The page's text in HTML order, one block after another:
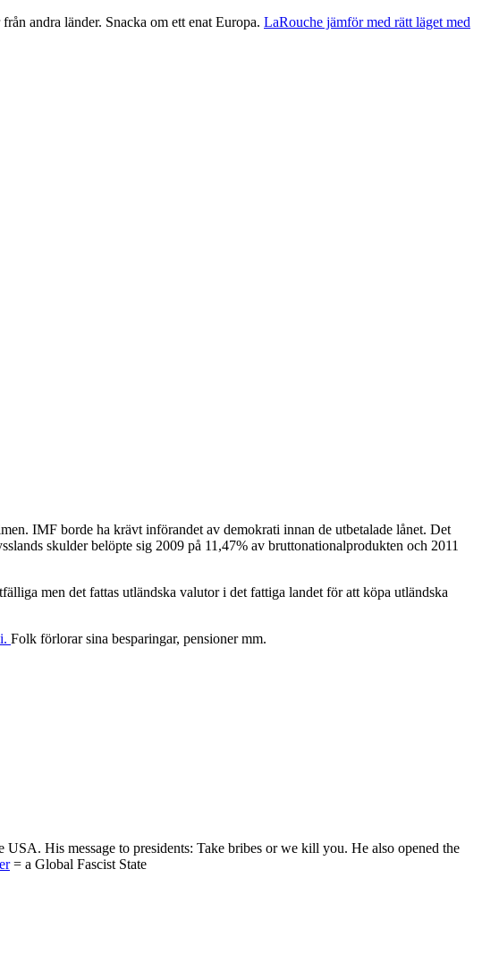
andra länder. Snacka om ett enat Europa. LaRouche jämför med rätt läget med
IMF borde ha krävt införandet av demokrati innan de utbetalade lånet. Det
skulder belöpte sig 2009 på 11,47% av bruttonationalprodukten och 2011
men det fattas utländska valutor i det fattiga landet för att köpa utländska
Folk förlorar sina besparingar, pensioner mm.
His message to presidents: Take bribes or we kill you. He also opened the
= a Global Fascist State